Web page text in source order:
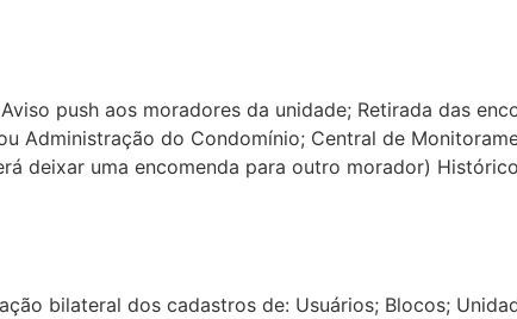
push aos moradores da unidade; Retirada das
Administração do Condomínio; Central de
deixar uma encomenda para outro morador)
bilateral dos cadastros de: Usuários; Blocos;